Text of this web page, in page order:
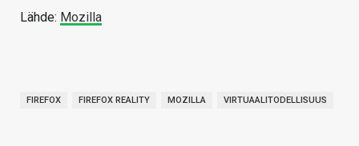
Lähde: Mozilla
FIREFOX FIREFOX REALITY MOZILLA VIRTUAALITODELLISUUS